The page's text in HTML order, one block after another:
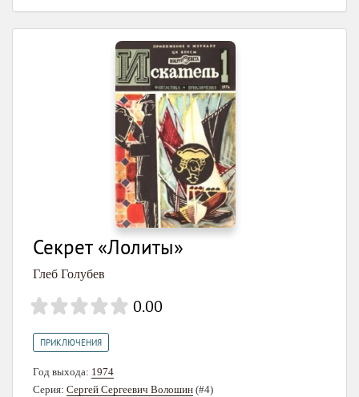
Секрет «Лолиты»
Глеб Голубев
0.00
ПРИКЛЮЧЕНИЯ
Год выхода: 1974
Серия: Сергей Сергеевич Волошин (#4)